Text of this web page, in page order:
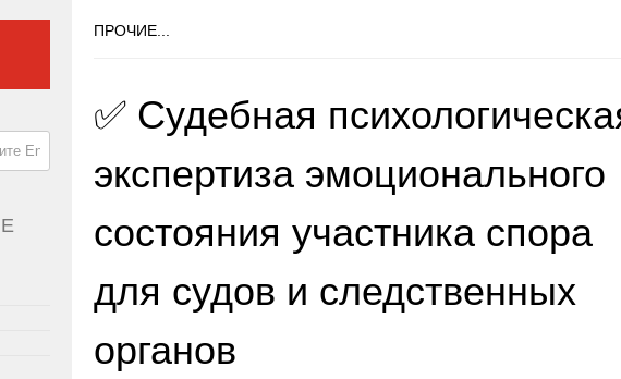
ПРОЧИЕ...
✅ Судебная
экспертиза эмоционального
состояния участника спора
для судов и следственных
органов